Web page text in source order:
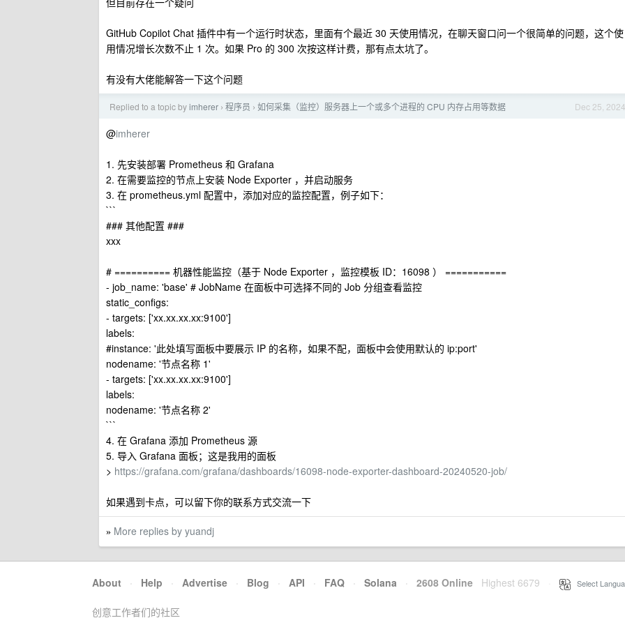
GitHub Copilot Chat 插件中有一个运行时状态，里面有个最近 30 天使用情况，在聊天窗口问一个很简单的问题，这个使
用情况增长次数不止 1 次。如果 Pro 的 300 次按这样计费，那有点太坑了。
有没有大佬能解答一下这个问题
Dec 25, 2024
Replied to a topic byimherer › 程序员 › 如何采集（监控）服务器上一个或多个进程的 CPU 内存占用等数据
@imherer
1. 先安装部署 Prometheus 和 Grafana
2. 在需要监控的节点上安装 Node Exporter ，并启动服务
3. 在 prometheus.yml 配置中，添加对应的监控配置，例子如下：
```
### 其他配置 ###
xxx
# ========== 机器性能监控（基于 Node Exporter ，监控模板 ID：16098 ） ===========
- job_name: 'base' # JobName 在面板中可选择不同的 Job 分组查看监控
static_configs:
- targets: ['xx.xx.xx.xx:9100']
labels:
#instance: '此处填写面板中要展示 IP 的名称，如果不配，面板中会使用默认的 ip:port'
nodename: '节点名称 1'
- targets: ['xx.xx.xx.xx:9100']
labels:
nodename: '节点名称 2'
```
4. 在 Grafana 添加 Prometheus 源
5. 导入 Grafana 面板；这是我用的面板
> https://grafana.com/grafana/dashboards/16098-node-exporter-dashboard-20240520-job/
如果遇到卡点，可以留下你的联系方式交流一下
» More replies by yuandj
About · Help · Advertise · Blog · API · FAQ · Solana · 2608 Online Highest 6679 Select
创意工作者们的社区